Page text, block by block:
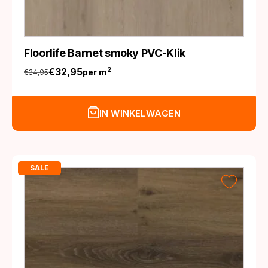
Floorlife Barnet smoky PVC-Klik
€34,95
Oorspronkelijke
prijs
€32,95
Huidige
prijs
per m2
IN WINKELWAGEN
SALE